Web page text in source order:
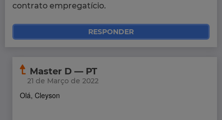
contrato empregatício.
RESPONDER
Master D — PT
21 de Março de 2022
Olá, Cleyson